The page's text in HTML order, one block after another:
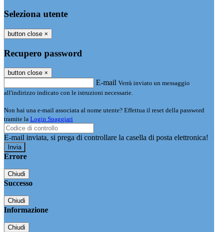
Seleziona utente
button close ×
Recupero password
button close ×
E-mail Verrà inviato un messaggio
all'indirizzo indicato con le istruzioni necessarie.
Non hai una e-mail associata al nome utente? Effettua il reset della password
tramite la Login Spaggiari
E-mail inviata, si prega di controllare la casella di posta elettronica!
Errore
Chiudi
Successo
Chiudi
Informazione
Chiudi